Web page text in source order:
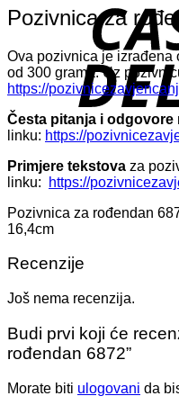
Pozivnica za
Ova pozivnica je izrađena
od 300 grama. Uz
https://
Česta pitanja i odgovore
linku: https://
Primjere tekstova za
linku:
https://
Pozivnica za rođendan
16,4cm
Recenzije
Još nema recenzija.
Budi prvi koji će
rođendan 6872”
Morate biti ulogovani da